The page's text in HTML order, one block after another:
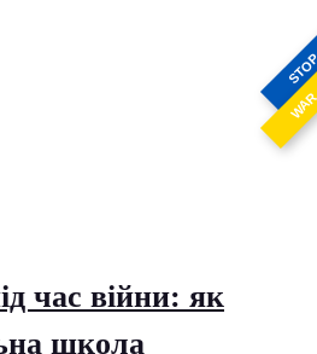
час війни: як
школа